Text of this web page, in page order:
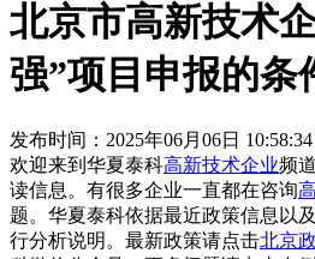
北京市高新技术
强”项目申报的条
发布时间：2025年06月06日 10:58:34
欢迎来到华夏泰科高新技术企业频
读信息。有很多企业一直都在咨询
题。华夏泰科依据最近政策信息以
行分析说明。最新政策请点击北京